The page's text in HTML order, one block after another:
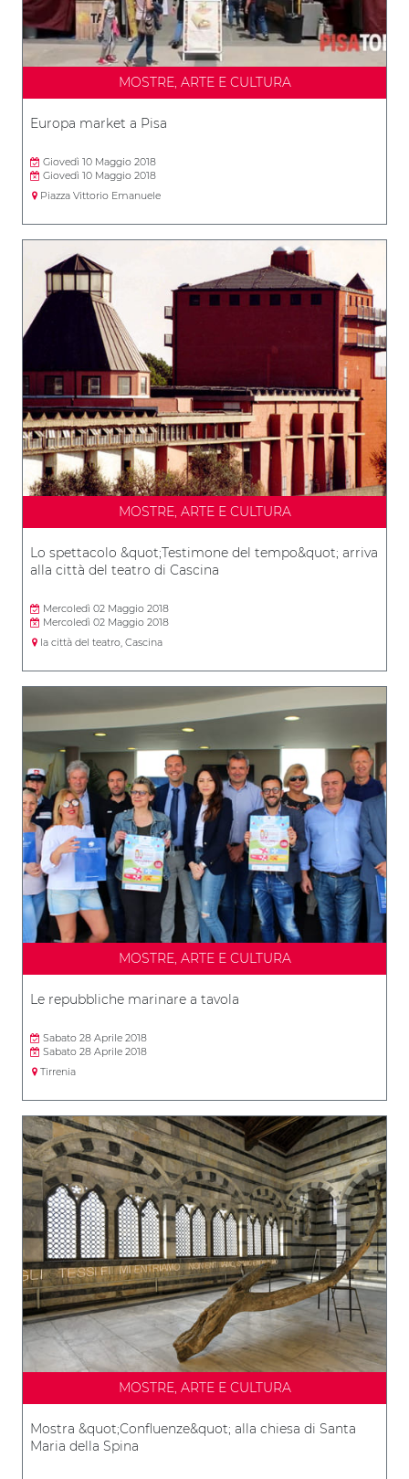
MOSTRE, ARTE E CULTURA
Europa market a Pisa
Giovedì 10 Maggio 2018
Giovedì 10 Maggio 2018
Piazza Vittorio Emanuele
MOSTRE, ARTE E CULTURA
Lo spettacolo &quot;Testimone del tempo&quot; arriva
alla città del teatro di Cascina
Mercoledì 02 Maggio 2018
Mercoledì 02 Maggio 2018
la città del teatro, Cascina
MOSTRE, ARTE E CULTURA
Le repubbliche marinare a tavola
Sabato 28 Aprile 2018
Sabato 28 Aprile 2018
Tirrenia
MOSTRE, ARTE E CULTURA
Mostra &quot;Confluenze&quot; alla chiesa di Santa
Maria della Spina